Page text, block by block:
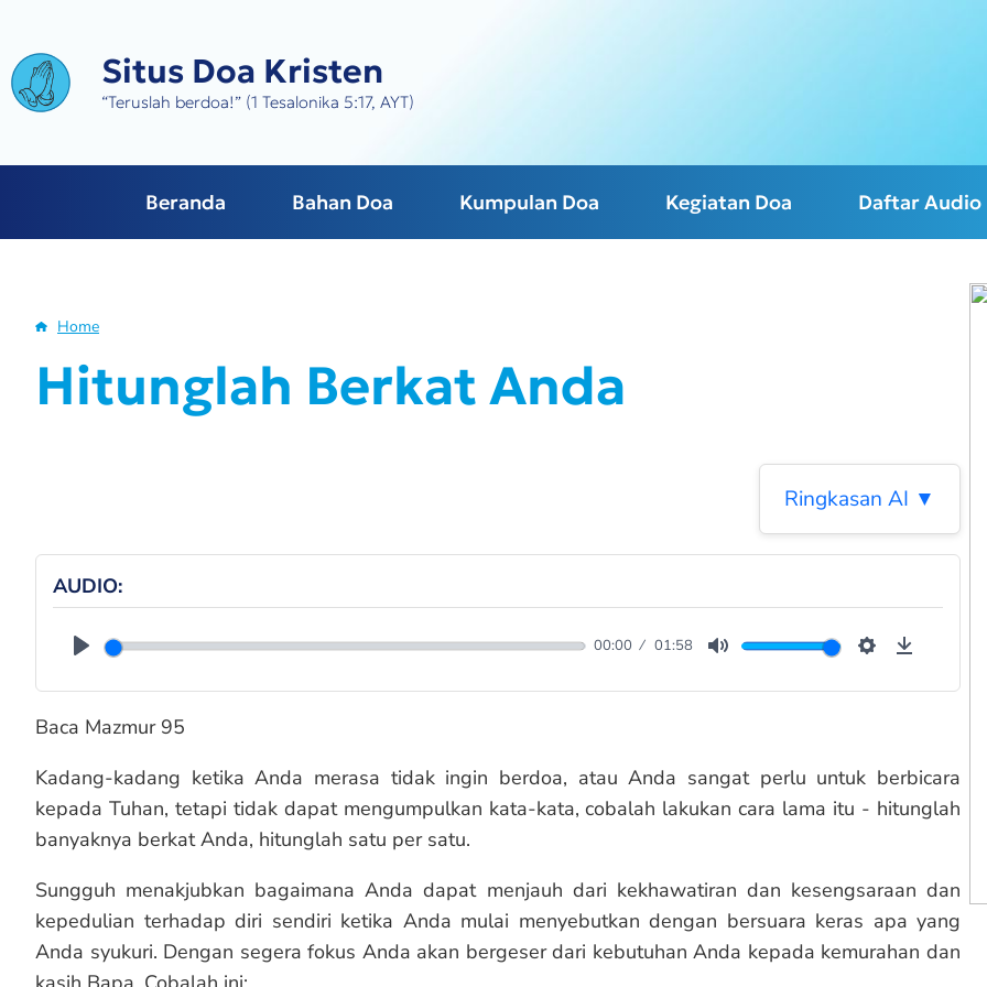
main
content
Situs Doa Kristen
“Teruslah berdoa!” (1 Tesalonika 5:17, AYT)
Beranda Bahan Doa Kumpulan Doa Kegiatan Doa Daftar Audio
Breadcrumb
Home
Hitunglah Berkat Anda
Ringkasan AI ▼
AUDIO
00:00 01:58
Baca Mazmur 95
Kadang-kadang ketika Anda merasa tidak ingin berdoa, atau Anda sangat perlu untuk berbicara
kepada Tuhan, tetapi tidak dapat mengumpulkan kata-kata, cobalah lakukan cara lama itu - hitunglah
banyaknya berkat Anda, hitunglah satu per satu.
Sungguh menakjubkan bagaimana Anda dapat menjauh dari kekhawatiran dan kesengsaraan dan
kepedulian terhadap diri sendiri ketika Anda mulai menyebutkan dengan bersuara keras apa yang
Anda syukuri. Dengan segera fokus Anda akan bergeser dari kebutuhan Anda kepada kemurahan dan